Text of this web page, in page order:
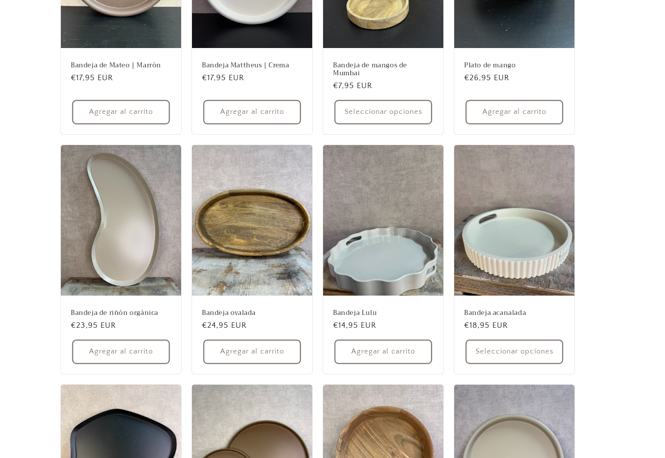
Bandeja de Mateo | Marrón
Precio
€17,95 EUR
Agregar al carrito
Bandeja Mattheus | Crema
Precio
€17,95 EUR
Agregar al carrito
Bandeja de mangos de
Mumbai
Precio
habitual
€7,95 EUR
Seleccionar opciones
Plato de mango
Precio
€26,95 EUR
Agregar al carrito
Bandeja de riñón orgánica
Precio
€23,95 EUR
Agregar al carrito
Bandeja ovalada
Precio
€24,95 EUR
Agregar al carrito
Bandeja Lulu
Precio
€14,95 EUR
Agregar al carrito
Bandeja acanalada
Precio
€18,95 EUR
Seleccionar opciones